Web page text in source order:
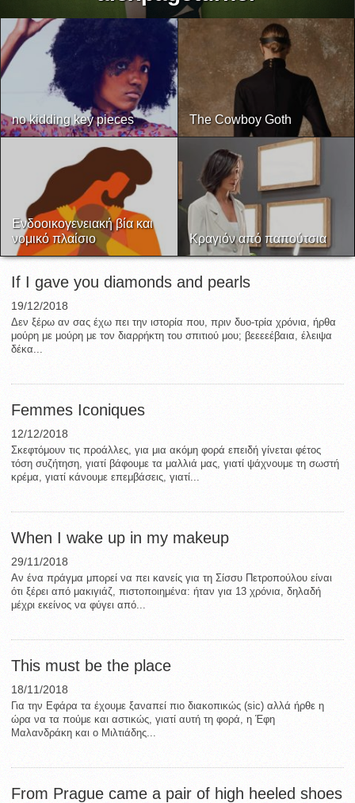
no kidding key pieces The Cowboy Goth
Ενδοοικογενειακή βία και
νομικό πλαίσιο
Κραγιόν από παπούτσια
If I gave you diamonds and pearls
19/12/2018
Δεν ξέρω αν σας έχω πει την ιστορία που, πριν δυο-τρία χρόνια, ήρθα
μούρη με μούρη με τον διαρρήκτη του σπιτιού μου; βεεεεέβαια, έλειψα
δέκα...
Femmes Iconiques
12/12/2018
Σκεφτόμουν τις προάλλες, για μια ακόμη φορά επειδή γίνεται φέτος
τόση συζήτηση, γιατί βάφουμε τα μαλλιά μας, γιατί ψάχνουμε τη σωστή
κρέμα, γιατί κάνουμε επεμβάσεις, γιατί...
When I wake up in my makeup
29/11/2018
Αν ένα πράγμα μπορεί να πει κανείς για τη Σίσσυ Πετροπούλου είναι
ότι ξέρει από μακιγιάζ, πιστοποιημένα: ήταν για 13 χρόνια, δηλαδή
μέχρι εκείνος να φύγει από...
This must be the place
18/11/2018
Για την Εφάρα τα έχουμε ξαναπεί πιο διακοπικώς (sic) αλλά ήρθε η
ώρα να τα πούμε και αστικώς, γιατί αυτή τη φορά, η Έφη
Μαλανδράκη και ο Μιλτιάδης...
From Prague came a pair of high heeled shoes